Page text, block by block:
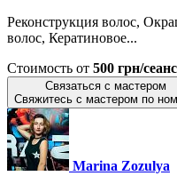
Реконструкция волос,
волос, Кератиновое...
Стоимость от 500 грн/сеанс
Связаться с мастером
Свяжитесь с мастером по
Marina Zozulya